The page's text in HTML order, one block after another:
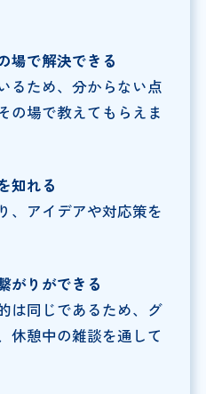
場で解決できる
るため、分からない点
の場で教えてもらえま
知れる
、アイデアや対応策を
がりができる
は同じであるため、グ
休憩中の雑談を通して